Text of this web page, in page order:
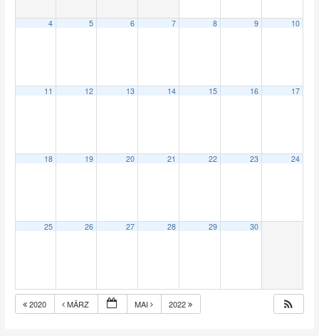
4 5 6 7 8 9 10
11 12 13 14 15 16 17
18 19 20 21 22 23 24
25 26 27 28 29 30
2020 MÄRZ MAI 2022